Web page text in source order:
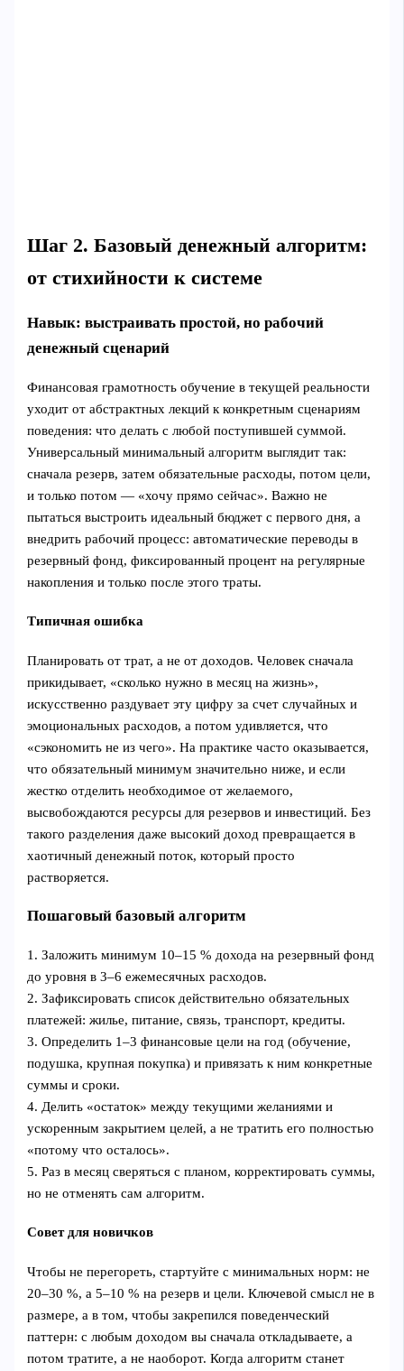
Шаг 2. Базовый денежный алгоритм:
от стихийности к системе
Навык: выстраивать простой, но рабочий
денежный сценарий
Финансовая грамотность обучение в текущей реальности
уходит от абстрактных лекций к конкретным сценариям
поведения: что делать с любой поступившей суммой.
Универсальный минимальный алгоритм выглядит так:
сначала резерв, затем обязательные расходы, потом цели,
и только потом — «хочу прямо сейчас». Важно не
пытаться выстроить идеальный бюджет с первого дня, а
внедрить рабочий процесс: автоматические переводы в
резервный фонд, фиксированный процент на регулярные
накопления и только после этого траты.
Типичная ошибка
Планировать от трат, а не от доходов. Человек сначала
прикидывает, «сколько нужно в месяц на жизнь»,
искусственно раздувает эту цифру за счет случайных и
эмоциональных расходов, а потом удивляется, что
«сэкономить не из чего». На практике часто оказывается,
что обязательный минимум значительно ниже, и если
жестко отделить необходимое от желаемого,
высвобождаются ресурсы для резервов и инвестиций. Без
такого разделения даже высокий доход превращается в
хаотичный денежный поток, который просто
растворяется.
Пошаговый базовый алгоритм
1. Заложить минимум 10–15 % дохода на резервный фонд
до уровня в 3–6 ежемесячных расходов.
2. Зафиксировать список действительно обязательных
платежей: жилье, питание, связь, транспорт, кредиты.
3. Определить 1–3 финансовые цели на год (обучение,
подушка, крупная покупка) и привязать к ним конкретные
суммы и сроки.
4. Делить «остаток» между текущими желаниями и
ускоренным закрытием целей, а не тратить его полностью
«потому что осталось».
5. Раз в месяц сверяться с планом, корректировать суммы,
но не отменять сам алгоритм.
Совет для новичков
Чтобы не перегореть, стартуйте с минимальных норм: не
20–30 %, а 5–10 % на резерв и цели. Ключевой смысл не в
размере, а в том, чтобы закрепился поведенческий
паттерн: с любым доходом вы сначала откладываете, а
потом тратите, а не наоборот. Когда алгоритм станет